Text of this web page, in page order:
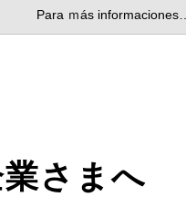
Para ｍás informaciones…
さまへ